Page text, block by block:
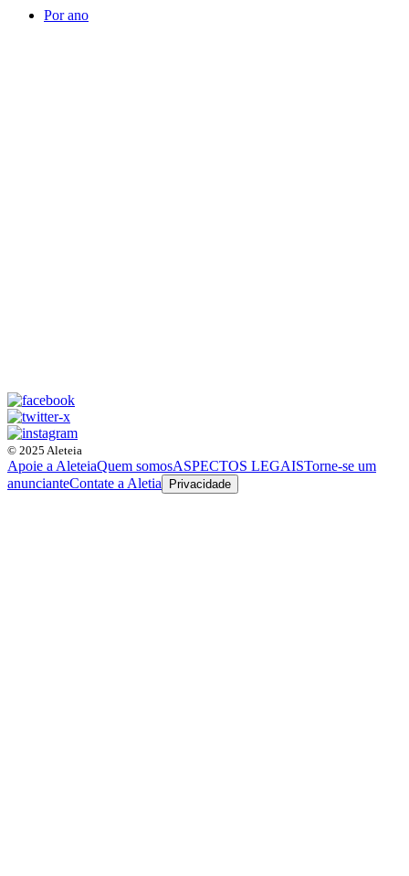
Por ano
© 2025 Aleteia
Apoie a AleteiaQuem somosASPECTOS LEGAISTorne-se um
anuncianteContate a Aletia Privacidade